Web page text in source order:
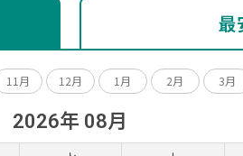
最
11月 12月 1月 2月 3月
2026年 08月